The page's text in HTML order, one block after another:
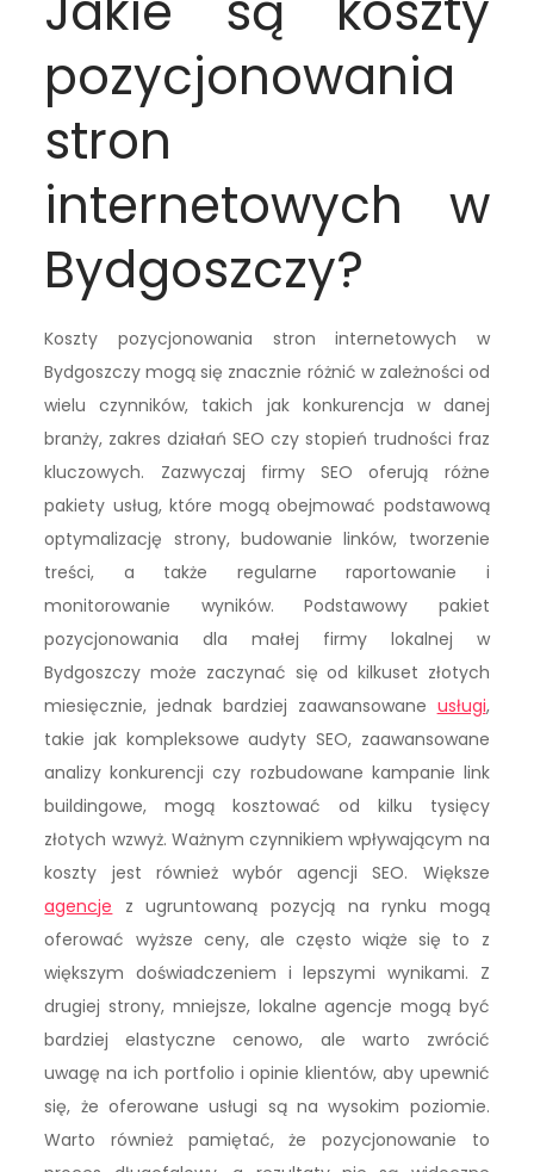
pozycjonowania
stron
internetowych w
Bydgoszczy?
Koszty pozycjonowania stron internetowych w
Bydgoszczy mogą się znacznie różnić w zależności od
wielu czynników, takich jak konkurencja w danej
branży, zakres działań SEO czy stopień trudności fraz
kluczowych. Zazwyczaj firmy SEO oferują różne
pakiety usług, które mogą obejmować podstawową
optymalizację strony, budowanie linków, tworzenie
treści, a także regularne raportowanie i
monitorowanie wyników. Podstawowy pakiet
pozycjonowania dla małej firmy lokalnej w
Bydgoszczy może zaczynać się od kilkuset złotych
miesięcznie, jednak bardziej zaawansowane usługi,
takie jak kompleksowe audyty SEO, zaawansowane
analizy konkurencji czy rozbudowane kampanie link
buildingowe, mogą kosztować od kilku tysięcy
złotych wzwyż. Ważnym czynnikiem wpływającym na
koszty jest również wybór agencji SEO. Większe
agencje z ugruntowaną pozycją na rynku mogą
oferować wyższe ceny, ale często wiąże się to z
większym doświadczeniem i lepszymi wynikami. Z
drugiej strony, mniejsze, lokalne agencje mogą być
bardziej elastyczne cenowo, ale warto zwrócić
uwagę na ich portfolio i opinie klientów, aby upewnić
się, że oferowane usługi są na wysokim poziomie.
Warto również pamiętać, że pozycjonowanie to